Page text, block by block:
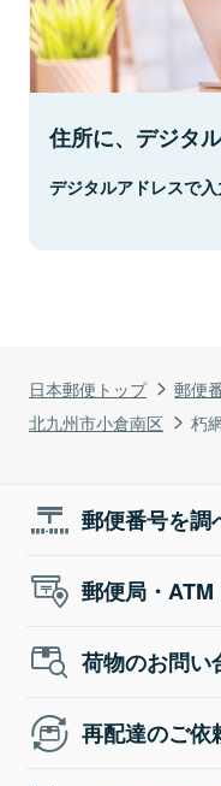
日本郵便トップ 郵便
北九州市小倉南区
朽
住所に、デジタ
デジタルアドレスで入
郵便番号を調
郵便局・
荷物のお問い
再配達のご依